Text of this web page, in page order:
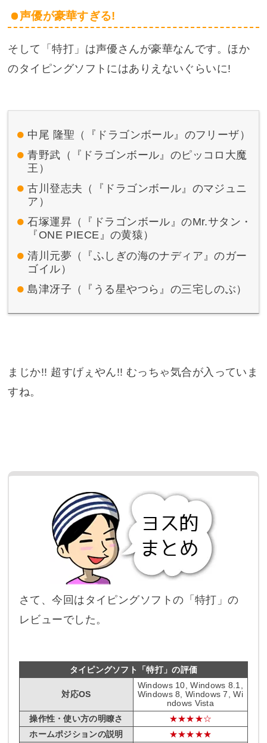
声優が豪華すぎる!
そして「特打」は声優さんが豪華なんです。ほか
のタイピングソフトにはありえないぐらいに!
中尾 隆聖（『ドラゴンボール』のフリーザ）
青野武（『ドラゴンボール』のピッコロ大魔
王）
古川登志夫（『ドラゴンボール』のマジュニ
ア）
石塚運昇（『ドラゴンボール』のMr.サタン・
『ONE PIECE』の黄猿）
清川元夢（『ふしぎの海のナディア』のガー
ゴイル）
島津冴子（『うる星やつら』の三宅しのぶ）
まじか!! 超すげぇやん!! むっちゃ気合が入っていま
すね。
さて、今回はタイピングソフトの「特打」の
レビューでした。
タイピングソフト「特打」の評価
対応OS
Windows 10, Windows 8.1,
Windows 8, Windows 7, Wi
ndows Vista
操作性・使い方の明瞭さ
★★★★☆
ホームポジションの説明
★★★★★